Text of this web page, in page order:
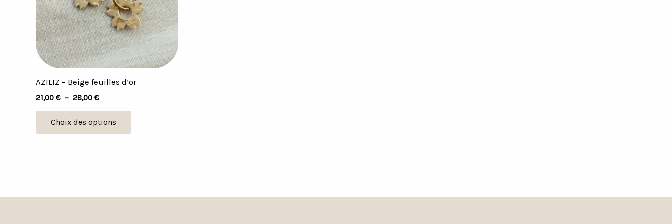
AZILIZ – Beige feuilles d’or
21,00 € – 28,00 €
Choix des options
Les
options
peuvent
être
choisies
la
du